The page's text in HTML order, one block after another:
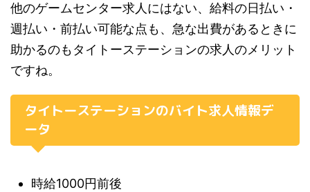
他のゲームセンター求人にはない、給料の日払い・
週払い・前払い可能な点も、急な出費があるときに
助かるのもタイトーステーションの求人のメリット
ですね。
タイトーステーションのバイト求人情報デ
ータ
時給1000円前後